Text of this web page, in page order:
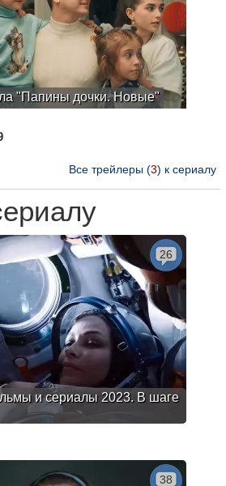
"Папины дочки. Новые"
Все трейлеры (3) к сериалу
и сериалы 2023. В шаге
26
38